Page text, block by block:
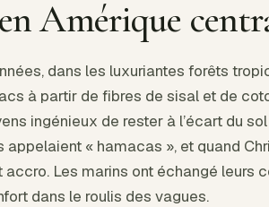
Amérique
dans les luxuriantes forêts
à partir de fibres de sisal et de
ingénieux de rester à l’écart du
« hamacas », et quand
Les marins ont échangé leurs
dans le roulis des vagues.